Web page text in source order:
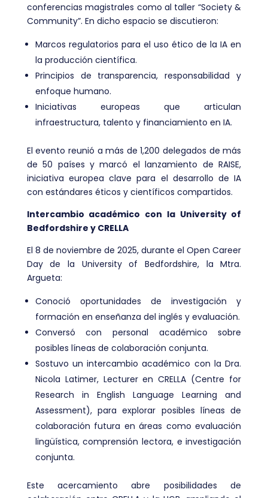
conferencias magistrales como al taller “Society &
Community”. En dicho espacio se discutieron:
Marcos regulatorios para el uso ético de la IA en
la producción científica.
Principios de transparencia, responsabilidad y
enfoque humano.
Iniciativas europeas que articulan
infraestructura, talento y financiamiento en IA.
El evento reunió a más de 1,200 delegados de más
de 50 países y marcó el lanzamiento de RAISE,
iniciativa europea clave para el desarrollo de IA
con estándares éticos y científicos compartidos.
Intercambio académico con la University of
Bedfordshire y CRELLA
El 8 de noviembre de 2025, durante el Open Career
Day de la University of Bedfordshire, la Mtra.
Argueta:
Conoció oportunidades de investigación y
formación en enseñanza del inglés y evaluación.
Conversó con personal académico sobre
posibles líneas de colaboración conjunta.
Sostuvo un intercambio académico con la Dra.
Nicola Latimer, Lecturer en CRELLA (Centre for
Research in English Language Learning and
Assessment), para explorar posibles líneas de
colaboración futura en áreas como evaluación
lingüística, comprensión lectora, e investigación
conjunta.
Este acercamiento abre posibilidades de